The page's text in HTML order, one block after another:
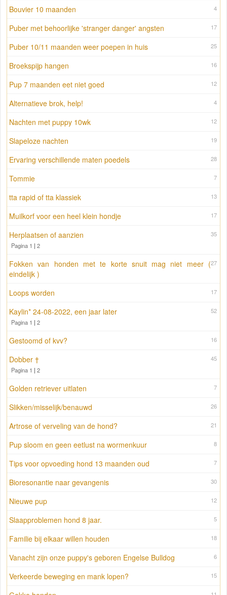
4
Bouvier 10 maanden
17
Puber met behoorlijke 'stranger danger' angsten
25
Puber 10/11 maanden weer poepen in huis
16
Broekspijp hangen
12
Pup 7 maanden eet niet goed
4
Alternatieve brok, help!
12
Nachten met puppy 10wk
19
Slapeloze nachten
28
Ervaring verschillende maten poedels
7
Tommie
13
tta rapid of tta klassiek
17
Muilkorf voor een heel klein hondje
35
Herplaatsen of aanzien
Pagina 1 | 2
27
Fokken van honden met te korte snuit mag niet meer (
eindelijk )
17
Loops worden
52
Kaylin* 24-08-2022, een jaar later
Pagina 1 | 2
16
Gestoomd of kvv?
45
Dobber †
Pagina 1 | 2
7
Golden retriever uitlaten
26
Slikken/misselijk/benauwd
21
Artrose of verveling van de hond?
8
Pup sloom en geen eetlust na wormenkuur
7
Tips voor opvoeding hond 13 maanden oud
30
Bioresonantie naar gevangenis
12
Nieuwe pup
5
Slaapproblemen hond 8 jaar.
18
Familie bij elkaar willen houden
6
Vanacht zijn onze puppy's geboren Engelse Bulldog
15
Verkeerde beweging en mank lopen?